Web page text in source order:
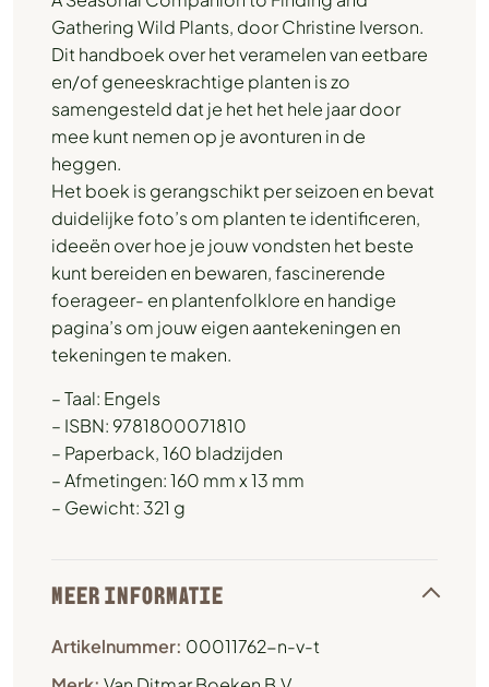
Gathering Wild Plants, door Christine Iverson.
Dit handboek over het veramelen van eetbare
en/of geneeskrachtige planten is zo
samengesteld dat je het het hele jaar door
mee kunt nemen op je avonturen in de
heggen.
Het boek is gerangschikt per seizoen en bevat
duidelijke foto’s om planten te identificeren,
ideeën over hoe je jouw vondsten het beste
kunt bereiden en bewaren, fascinerende
foerageer- en plantenfolklore en handige
pagina’s om jouw eigen aantekeningen en
tekeningen te maken.
– Taal: Engels
– ISBN: 9781800071810
– Paperback, 160 bladzijden
– Afmetingen: 160 mm x 13 mm
– Gewicht: 321 g
MEER INFORMATIE
Artikelnummer: 00011762-n-v-t